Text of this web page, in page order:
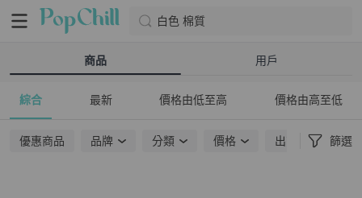
白色 棉質
商品 用戶
綜合 最新 價格由低至高 價格由高至低
優惠商品 品牌 分類 價格 出貨地點 篩選